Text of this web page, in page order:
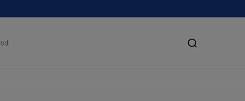
Pretraga